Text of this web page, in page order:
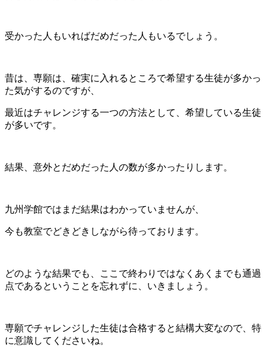
受かった人もいればだめだった人もいるでしょう。
昔は、専願は、確実に入れるところで希望する生徒が多かっ
た気がするのですが、
最近はチャレンジする一つの方法として、希望している生徒
が多いです。
結果、意外とだめだった人の数が多かったりします。
九州学館ではまだ結果はわかっていませんが、
今も教室でどきどきしながら待っております。
どのような結果でも、ここで終わりではなくあくまでも通過
点であるということを忘れずに、いきましょう。
専願でチャレンジした生徒は合格すると結構大変なので、特
に意識してくださいね。